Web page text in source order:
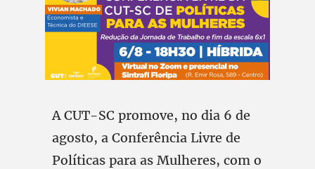
A CUT-SC promove, no dia 6 de
agosto, a Conferência Livre de
Políticas para as Mulheres, com o